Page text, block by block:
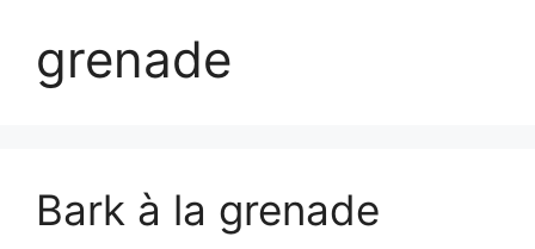
grenade
Bark à la grenade